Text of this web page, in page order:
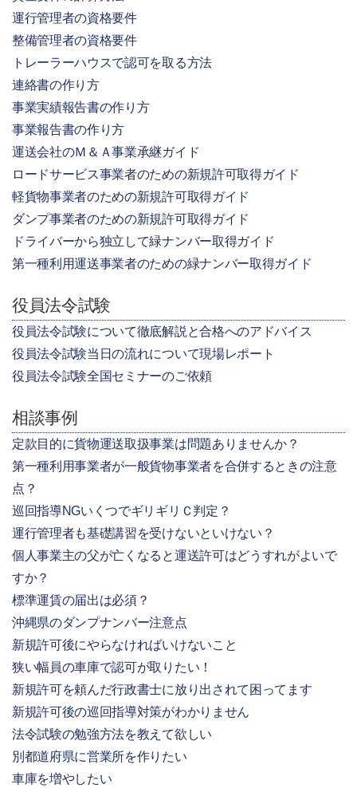
運行管理者の資格要件
整備管理者の資格要件
トレーラーハウスで認可を取る方法
連絡書の作り方
事業実績報告書の作り方
事業報告書の作り方
運送会社のＭ＆Ａ事業承継ガイド
ロードサービス事業者のための新規許可取得ガイド
軽貨物事業者のための新規許可取得ガイド
ダンプ事業者のための新規許可取得ガイド
ドライバーから独立して緑ナンバー取得ガイド
第一種利用運送事業者のための緑ナンバー取得ガイド
役員法令試験
役員法令試験について徹底解説と合格へのアドバイス
役員法令試験当日の流れについて現場レポート
役員法令試験全国セミナーのご依頼
相談事例
定款目的に貨物運送取扱事業は問題ありませんか？
第一種利用事業者が一般貨物事業者を合併するときの注意
点？
巡回指導NGいくつでギリギリＣ判定？
運行管理者も基礎講習を受けないといけない？
個人事業主の父が亡くなると運送許可はどうすれがよいで
すか？
標準運賃の届出は必須？
沖縄県のダンプナンバー注意点
新規許可後にやらなければいけないこと
狭い幅員の車庫で認可が取りたい！
新規許可を頼んだ行政書士に放り出されて困ってます
新規許可後の巡回指導対策がわかりません
法令試験の勉強方法を教えて欲しい
別都道府県に営業所を作りたい
車庫を増やしたい